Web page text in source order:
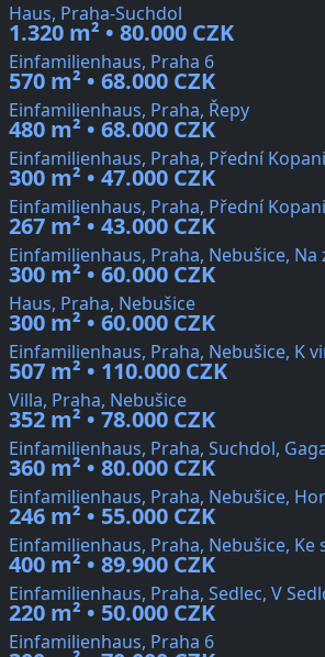
Haus, Praha-Suchdol
1.320 m² • 80.000 CZK
Einfamilienhaus, Praha 6
570 m² • 68.000 CZK
Einfamilienhaus, Praha, Řepy
480 m² • 68.000 CZK
Einfamilienhaus, Praha, Přední
300 m² • 47.000 CZK
Einfamilienhaus, Praha, Přední
267 m² • 43.000 CZK
Einfamilienhaus, Praha, Nebušice, Na
300 m² • 60.000 CZK
Haus, Praha, Nebušice
300 m² • 60.000 CZK
Einfamilienhaus, Praha, Nebušice, K
507 m² • 110.000 CZK
Villa, Praha, Nebušice
352 m² • 78.000 CZK
Einfamilienhaus, Praha, Suchdol,
360 m² • 80.000 CZK
Einfamilienhaus, Praha, Nebušice,
246 m² • 55.000 CZK
Einfamilienhaus, Praha, Nebušice, Ke
400 m² • 89.900 CZK
Einfamilienhaus, Praha, Sedlec, V
220 m² • 50.000 CZK
Einfamilienhaus, Praha 6